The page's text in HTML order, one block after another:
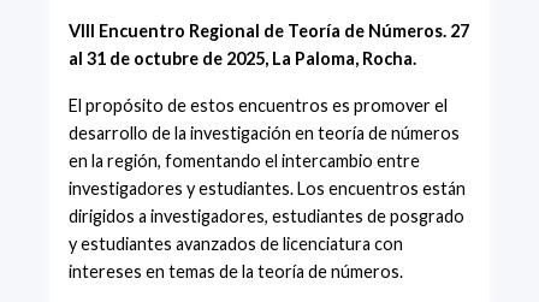
VIII Encuentro Regional de Teoría de Números. 27
al 31 de octubre de 2025, La Paloma, Rocha.
El propósito de estos encuentros es promover el
desarrollo de la investigación en teoría de números
en la región, fomentando el intercambio entre
investigadores y estudiantes. Los encuentros están
dirigidos a investigadores, estudiantes de posgrado
y estudiantes avanzados de licenciatura con
intereses en temas de la teoría de números.